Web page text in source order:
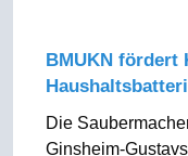
BMUKN fördert
Die
Ginsheim-